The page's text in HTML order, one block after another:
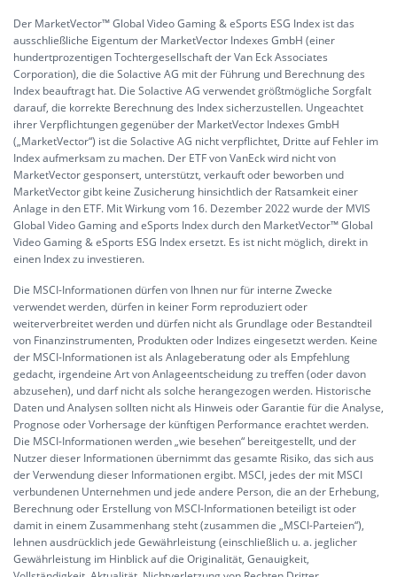
Der MarketVector™ Global Video Gaming & eSports ESG Index ist das
ausschließliche Eigentum der MarketVector Indexes GmbH (einer
hundertprozentigen Tochtergesellschaft der Van Eck Associates
Corporation), die die Solactive AG mit der Führung und Berechnung des
Index beauftragt hat. Die Solactive AG verwendet größtmögliche Sorgfalt
darauf, die korrekte Berechnung des Index sicherzustellen. Ungeachtet
ihrer Verpflichtungen gegenüber der MarketVector Indexes GmbH
(„MarketVector“) ist die Solactive AG nicht verpflichtet, Dritte auf Fehler im
Index aufmerksam zu machen. Der ETF von VanEck wird nicht von
MarketVector gesponsert, unterstützt, verkauft oder beworben und
MarketVector gibt keine Zusicherung hinsichtlich der Ratsamkeit einer
Anlage in den ETF. Mit Wirkung vom 16. Dezember 2022 wurde der MVIS
Global Video Gaming and eSports Index durch den MarketVector™ Global
Video Gaming & eSports ESG Index ersetzt. Es ist nicht möglich, direkt in
einen Index zu investieren.
Die MSCI-Informationen dürfen von Ihnen nur für interne Zwecke
verwendet werden, dürfen in keiner Form reproduziert oder
weiterverbreitet werden und dürfen nicht als Grundlage oder Bestandteil
von Finanzinstrumenten, Produkten oder Indizes eingesetzt werden. Keine
der MSCI-Informationen ist als Anlageberatung oder als Empfehlung
gedacht, irgendeine Art von Anlageentscheidung zu treffen (oder davon
abzusehen), und darf nicht als solche herangezogen werden. Historische
Daten und Analysen sollten nicht als Hinweis oder Garantie für die Analyse,
Prognose oder Vorhersage der künftigen Performance erachtet werden.
Die MSCI-Informationen werden „wie besehen“ bereitgestellt, und der
Nutzer dieser Informationen übernimmt das gesamte Risiko, das sich aus
der Verwendung dieser Informationen ergibt. MSCI, jedes der mit MSCI
verbundenen Unternehmen und jede andere Person, die an der Erhebung,
Berechnung oder Erstellung von MSCI-Informationen beteiligt ist oder
damit in einem Zusammenhang steht (zusammen die „MSCI-Parteien“),
lehnen ausdrücklich jede Gewährleistung (einschließlich u. a. jeglicher
Gewährleistung im Hinblick auf die Originalität, Genauigkeit,